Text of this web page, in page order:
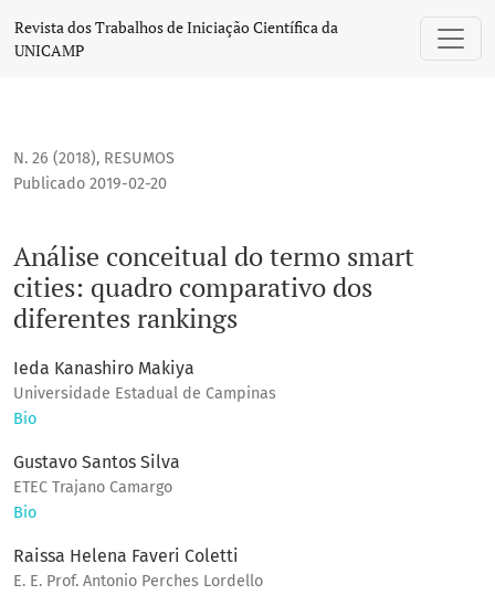
Análise conceitual do termo smart cities: quadro
Revista dos Trabalhos de Iniciação Científica da
UNICAMP
N. 26 (2018), RESUMOS
Análise conceitual do termo smart
cities: quadro comparativo dos
diferentes rankings
Publicado 2019-02-20
Ieda Kanashiro Makiya
Universidade Estadual de Campinas
Bio
Gustavo Santos Silva
ETEC Trajano Camargo
Bio
Raissa Helena Faveri Coletti
E. E. Prof. Antonio Perches Lordello